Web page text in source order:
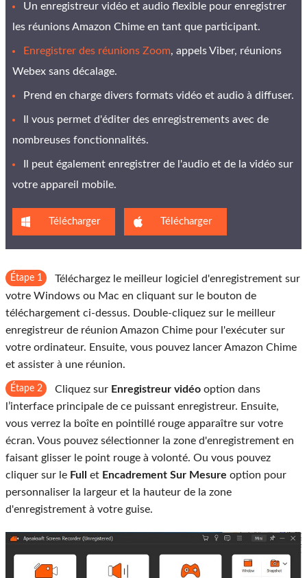
Un enregistreur vidéo et audio flexible pour enregistrer
les réunions Amazon Chime en tant que participant.
Enregistrer des réunions Zoom, appels Viber, réunions
Webex sans décalage.
Prend en charge divers formats vidéo et audio à diffuser.
Il vous permet d'éditer des enregistrements avec de
nombreuses fonctionnalités.
Il peut également enregistrer de l'audio et de la vidéo sur
votre appareil mobile.
Télécharger Télécharger
Étape 1
Téléchargez le meilleur logiciel d'enregistrement sur
votre Windows ou Mac en cliquant sur le bouton de
téléchargement ci-dessus. Double-cliquez sur le meilleur
enregistreur de réunion Amazon Chime pour l'exécuter sur
votre ordinateur. Ensuite, vous pouvez lancer Amazon Chime
et assister à une réunion.
Étape 2 Cliquez sur Enregistreur vidéo option dans
l’interface principale de ce puissant enregistreur. Ensuite,
vous verrez la boîte en pointillé rouge apparaître sur votre
écran. Vous pouvez sélectionner la zone d'enregistrement en
faisant glisser le point rouge à volonté. Ou vous pouvez
cliquer sur le Full et Encadrement Sur Mesure option pour
personnaliser la largeur et la hauteur de la zone
d'enregistrement à votre guise.